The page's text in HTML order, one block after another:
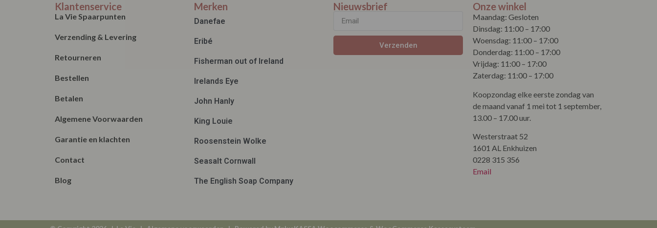
Klantenservice
La Vie Spaarpunten
Verzending & Levering
Retourneren
Bestellen
Betalen
Algemene Voorwaarden
Garantie en klachten
Contact
Blog
Merken
Danefae
Eribé
Fisherman out of Ireland
Irelands Eye
John Hanly
King Louie
Roosenstein Wolke
Seasalt Cornwall
The English Soap Company
Nieuwsbrief
Verzenden
Onze winkel
Maandag: Gesloten
Dinsdag: 11:00 – 17:00
Woensdag: 11:00 – 17:00
Donderdag: 11:00 – 17:00
Vrijdag: 11:00 – 17:00
Zaterdag: 11:00 – 17:00
Koopzondag elke eerste zondag van
de maand vanaf 1 mei tot 1 september,
13.00 – 17.00 uur.
Westerstraat 52
1601 AL Enkhuizen
0228 315 356
Email